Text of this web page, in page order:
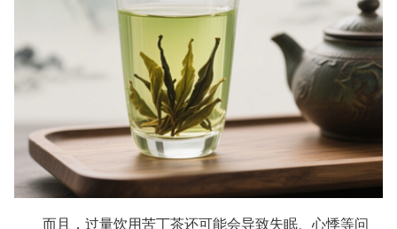
而且，过量饮用苦丁茶还可能会导致失眠、心悸等问